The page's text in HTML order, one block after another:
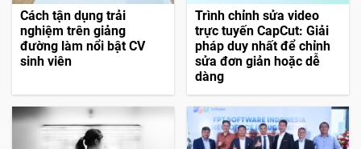
Cách tận dụng trải
nghiệm trên giảng
đường làm nổi bật CV
sinh viên
Trình chỉnh sửa video
trực tuyến CapCut: Giải
pháp duy nhất để chỉnh
sửa đơn giản hoặc dễ
dàng